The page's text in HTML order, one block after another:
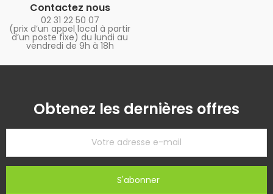
Contactez nous
02 31 22 50 07
(prix d’un appel local à partir
d’un poste fixe) du lundi au
vendredi de 9h à 18h
Obtenez les dernières offres
S'abonner